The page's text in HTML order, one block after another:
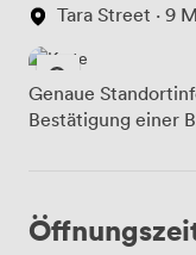
Tara Street · 9
Genaue
Bestätigung einer